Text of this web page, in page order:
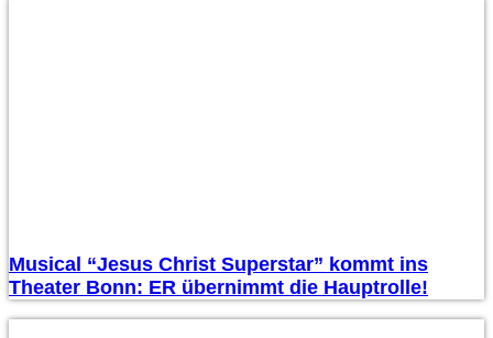
Musical “Jesus Christ Superstar” kommt ins
Theater Bonn: ER übernimmt die Hauptrolle!